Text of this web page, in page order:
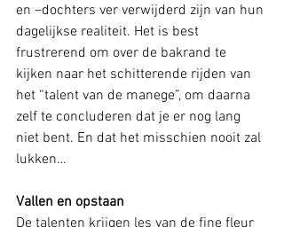
en –dochters ver verwijderd zijn van hun
dagelijkse realiteit. Het is best
frustrerend om over de bakrand te
kijken naar het schitterende rijden van
het “talent van de manege”, om daarna
zelf te concluderen dat je er nog lang
niet bent. En dat het misschien nooit zal
lukken…
Vallen en opstaan